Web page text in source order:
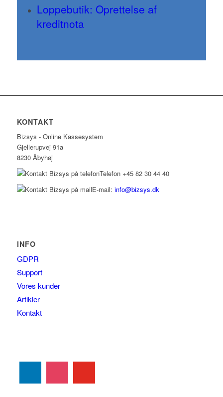
Loppebutik: Oprettelse af
kreditnota
KONTAKT
Bizsys - Online Kassesystem
Gjellerupvej 91a
8230 Åbyhøj
Telefon +45 82 30 44 40
E-mail: info@bizsys.dk
INFO
GDPR
Support
Vores kunder
Artikler
Kontakt